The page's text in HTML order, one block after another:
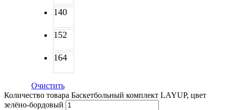
140
152
164
Очистить
Количество товара Баскетбольный комплект LAYUP, цвет
зелёно-бордовый